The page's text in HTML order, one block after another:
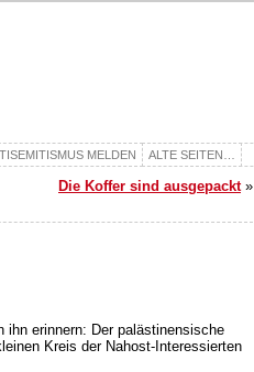
MELDEN ALTE SEITEN…
Die Koffer sind ausgepackt»
ihn erinnern: Der palästinensische
Kreis der Nahost-Interessierten